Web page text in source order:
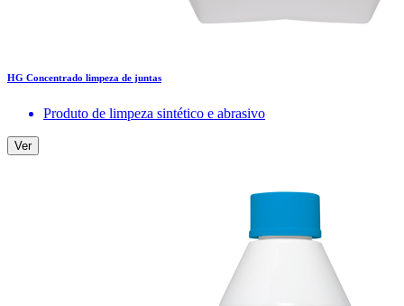
HG Concentrado limpeza de juntas
Produto de limpeza sintético e abrasivo
Ver